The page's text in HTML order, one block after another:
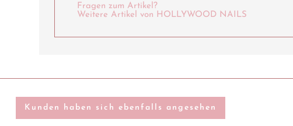
Fragen zum Artikel?
Weitere Artikel von HOLLYWOOD NAILS
Kunden haben sich ebenfalls angesehen